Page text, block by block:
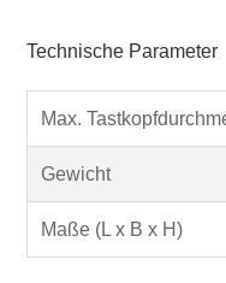
Technische Parameter
Max.
Gewicht
Maße (L x B x H)